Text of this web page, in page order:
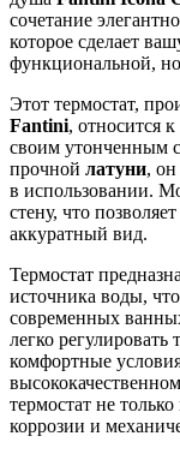
сочетание
которое сделает
функциональной,
Этот термостат,
Fantini, относится
своим утонченным
прочной латуни, он
в использовании.
стену, что
аккуратный вид.
Термостат
источника воды,
современных
легко регулировать
комфортные
термостат не
коррозии и